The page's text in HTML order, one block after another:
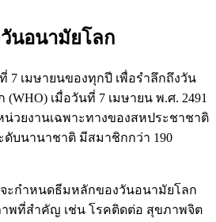
นอนามัยโลก
7 เมษายนของทุกปี เพื่อรำลึกถึงวัน
เมื่อวันที่ 7 เมษายน พ.ศ. 2491
วยงานเฉพาะทางของสหประชาชาติ
บนานาชาติ มีสมาชิกกว่า 190
ะกำหนดธีมหลักของวันอนามัยโลก
าพที่สำคัญ เช่น โรคติดต่อ สุขภาพจิต